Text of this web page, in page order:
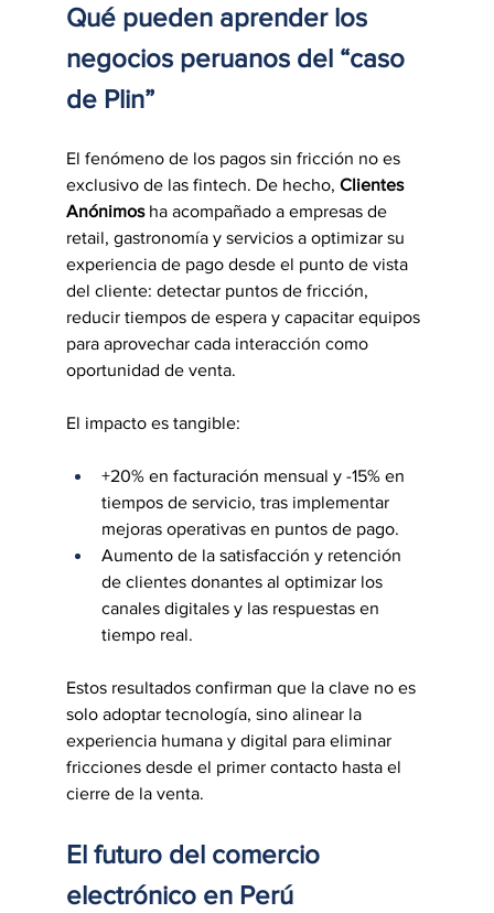
Qué pueden aprender los
negocios peruanos del “caso
de Plin”
El fenómeno de los pagos sin fricción no es
exclusivo de las fintech. De hecho, Clientes
Anónimos ha acompañado a empresas de
retail, gastronomía y servicios a optimizar su
experiencia de pago desde el punto de vista
del cliente: detectar puntos de fricción,
reducir tiempos de espera y capacitar equipos
para aprovechar cada interacción como
oportunidad de venta.
El impacto es tangible:
+20% en facturación mensual y -15% en
tiempos de servicio, tras implementar
mejoras operativas en puntos de pago.
Aumento de la satisfacción y retención
de clientes donantes al optimizar los
canales digitales y las respuestas en
tiempo real.
Estos resultados confirman que la clave no es
solo adoptar tecnología, sino alinear la
experiencia humana y digital para eliminar
fricciones desde el primer contacto hasta el
cierre de la venta.
El futuro del comercio
electrónico en Perú